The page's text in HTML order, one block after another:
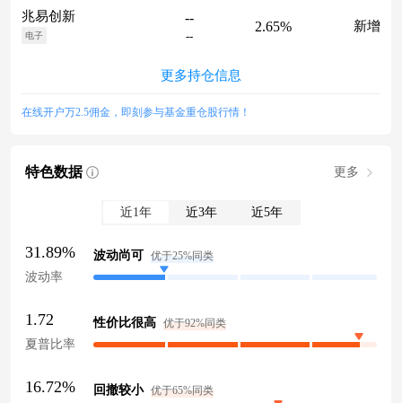
兆易创新
电子
--
--
2.65% 新增
更多持仓信息
在线开户万2.5佣金，即刻参与基金重仓股行情！
特色数据 更多
近1年 近3年 近5年
31.89%
波动率
波动尚可 优于25%同类
1.72
夏普比率
性价比很高 优于92%同类
16.72% 回撤较小 优于65%同类